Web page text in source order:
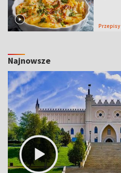
Przepisy
Najnowsze